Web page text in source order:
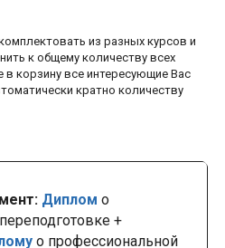
из разных курсов и
к общему количеству всех
корзину все интересующие Вас
кратно количеству
Диплом о
+
о профессиональной